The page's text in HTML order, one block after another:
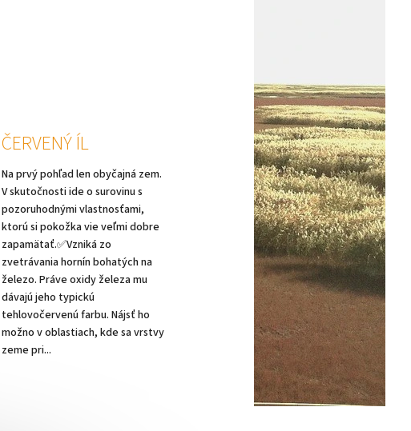
ČERVENÝ ÍL
Na prvý pohľad len obyčajná zem.
V skutočnosti ide o surovinu s
pozoruhodnými vlastnosťami,
ktorú si pokožka vie veľmi dobre
zapamätať.✅Vzniká zo
zvetrávania hornín bohatých na
železo. Práve oxidy železa mu
dávajú jeho typickú
tehlovočervenú farbu. Nájsť ho
možno v oblastiach, kde sa vrstvy
zeme pri...